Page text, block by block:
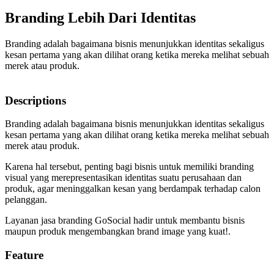
Branding Lebih Dari Identitas
Branding adalah bagaimana bisnis menunjukkan identitas sekaligus
kesan pertama yang akan dilihat orang ketika mereka melihat sebuah
merek atau produk.
Descriptions
Branding adalah bagaimana bisnis menunjukkan identitas sekaligus
kesan pertama yang akan dilihat orang ketika mereka melihat sebuah
merek atau produk.
Karena hal tersebut, penting bagi bisnis untuk memiliki branding
visual yang merepresentasikan identitas suatu perusahaan dan
produk, agar meninggalkan kesan yang berdampak terhadap calon
pelanggan.
Layanan jasa branding GoSocial hadir untuk membantu bisnis
maupun produk mengembangkan brand image yang kuat!.
Feature